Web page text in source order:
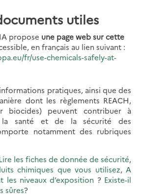
utiles
propose une page web sur cette
en français au lien suivant :
fr/use-chemicals-safely-at-
pratiques, ainsi que des
dont les règlements REACH,
biocides) peuvent contribuer à
la santé et de la sécurité des
notamment des rubriques
les fiches de donnée de sécurité,
chimiques que vous utilisez,A
les niveaux d’exposition ? Existe-il
sûres?